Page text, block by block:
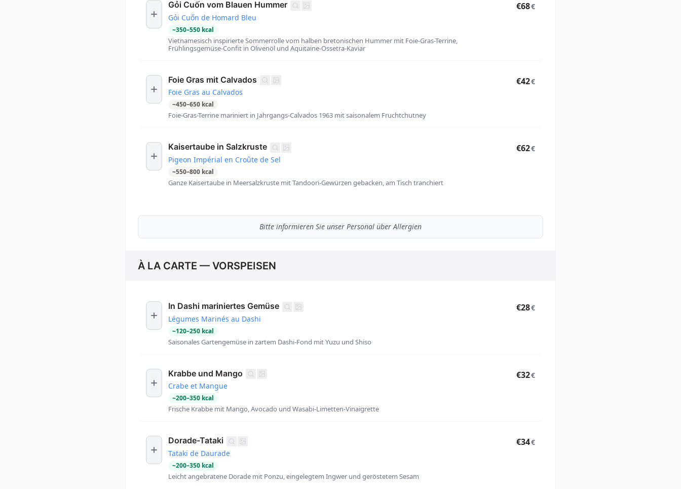
Gỏi Cuốn vom Blauen Hummer
Gỏi Cuốn de Homard Bleu
~350–550 kcal
Vietnamesisch inspirierte Sommerrolle vom halben bretonischen Hummer mit Foie-Gras-Terrine,
Frühlingsgemüse-Confit in Olivenöl und Aquitaine-Ossetra-Kaviar
€68€
Foie Gras mit Calvados
Foie Gras au Calvados
~450–650 kcal
Foie-Gras-Terrine mariniert in Jahrgangs-Calvados 1963 mit saisonalem Fruchtchutney
€42€
Kaisertaube in Salzkruste
Pigeon Impérial en Croûte de Sel
~550–800 kcal
Ganze Kaisertaube in Meersalzkruste mit Tandoori-Gewürzen gebacken, am Tisch tranchiert
€62€
Bitte informieren Sie unser Personal über Allergien
À LA CARTE — VORSPEISEN
In Dashi mariniertes Gemüse
Légumes Marinés au Dashi
~120–250 kcal
Saisonales Gartengemüse in zartem Dashi-Fond mit Yuzu und Shiso
€28€
Krabbe und Mango
Crabe et Mangue
~200–350 kcal
Frische Krabbe mit Mango, Avocado und Wasabi-Limetten-Vinaigrette
€32€
Dorade-Tataki
Tataki de Daurade
~200–350 kcal
Leicht angebratene Dorade mit Ponzu, eingelegtem Ingwer und geröstetem Sesam
€34€